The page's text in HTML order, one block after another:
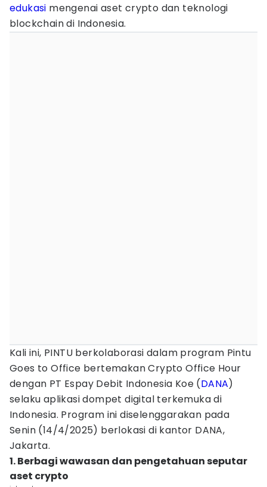
edukasi mengenai aset crypto dan teknologi
blockchain di Indonesia.
Kali ini, PINTU berkolaborasi dalam program Pintu
Goes to Office bertemakan Crypto Office Hour
dengan PT Espay Debit Indonesia Koe (DANA)
selaku aplikasi dompet digital terkemuka di
Indonesia. Program ini diselenggarakan pada
Senin (14/4/2025) berlokasi di kantor DANA,
Jakarta.
1. Berbagi wawasan dan pengetahuan seputar
aset crypto